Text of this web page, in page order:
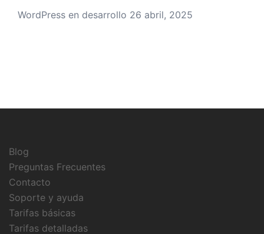
WordPress en desarrollo 26 abril, 2025
Blog
Preguntas Frecuentes
Contacto
Soporte y ayuda
Tarifas básicas
Tarifas detalladas